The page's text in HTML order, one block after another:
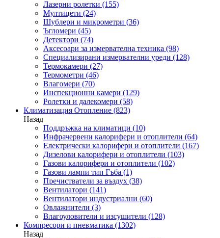
Лазерни ролетки (155)
Мултицети (24)
Шублери и микрометри (36)
Ъгломери (45)
Детектори (74)
Аксесоари за измервателна техника (98)
Специализирани измервателни уреди (128)
Термокамери (27)
Термометри (46)
Влагомери (70)
Инспекционни камери (129)
Ролетки и далекомери (58)
Климатизация Отопление (823)
Назад
Поддръжка на климатици (10)
Инфрачервени калорифери и отоплители (64)
Електрически калорифери и отоплители (167)
Дизелови калорифери и отоплители (103)
Газови калорифери и отоплители (102)
Газови лампи тип Гъба (1)
Пречистватели за въздух (38)
Вентилатори (141)
Вентилатори индустриални (60)
Овлажнители (3)
Влагоуловители и изсушители (128)
Компресори и пневматика (1302)
Назад